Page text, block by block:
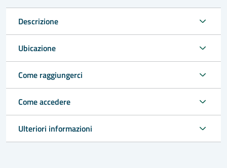
Descrizione
Ubicazione
Come raggiungerci
Come accedere
Ulteriori informazioni